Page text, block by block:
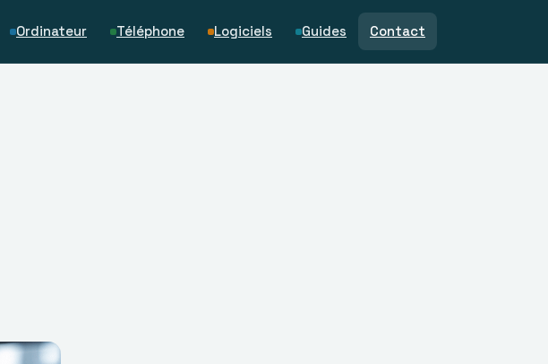
Ordinateur Téléphone Logiciels Guides Contact